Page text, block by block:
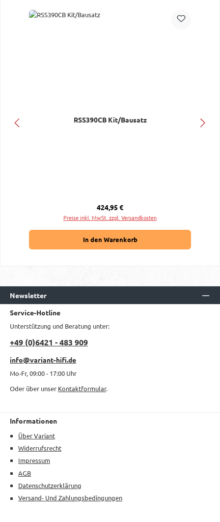
RSS390CB Kit/Bausatz
Regulärer Preis:
424,95 €
Preise inkl. MwSt. zzgl. Versandkosten
In den Warenkorb
Newsletter
Service-Hotline
Unterstützung und Beratung unter:
+49 (0)6421 - 483 909
info@variant-hifi.de
Mo-Fr, 09:00 - 17:00 Uhr
Oder über unser Kontaktformular.
Informationen
Über Variant
Widerrufsrecht
Impressum
AGB
Datenschutzerklärung
Versand- Und Zahlungsbedingungen